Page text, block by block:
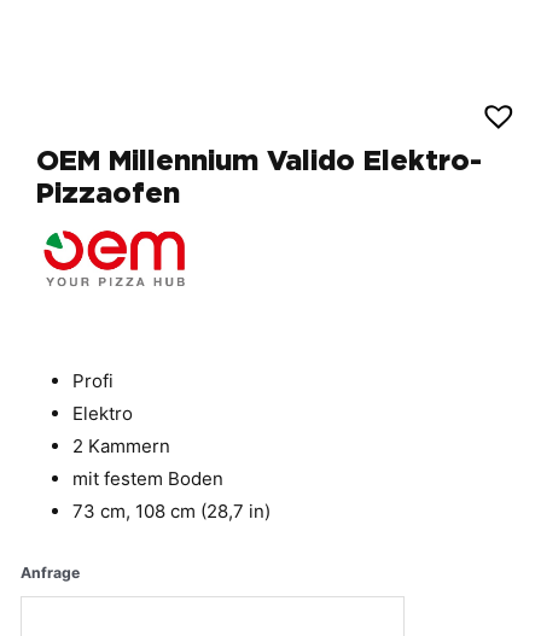
OEM Millennium Valido Elektro-
Pizzaofen
Profi
Elektro
2 Kammern
mit festem Boden
73 cm, 108 cm (28,7 in)
Anfrage